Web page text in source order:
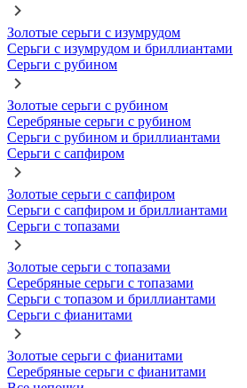
Золотые серьги с изумрудом
Серьги с изумрудом и бриллиантами
Серьги с рубином
Золотые серьги с рубином
Серебряные серьги с рубином
Серьги с рубином и бриллиантами
Серьги с сапфиром
Золотые серьги с сапфиром
Серьги с сапфиром и бриллиантами
Серьги с топазами
Золотые серьги с топазами
Серебряные серьги с топазами
Серьги с топазом и бриллиантами
Серьги с фианитами
Золотые серьги с фианитами
Серебряные серьги с фианитами